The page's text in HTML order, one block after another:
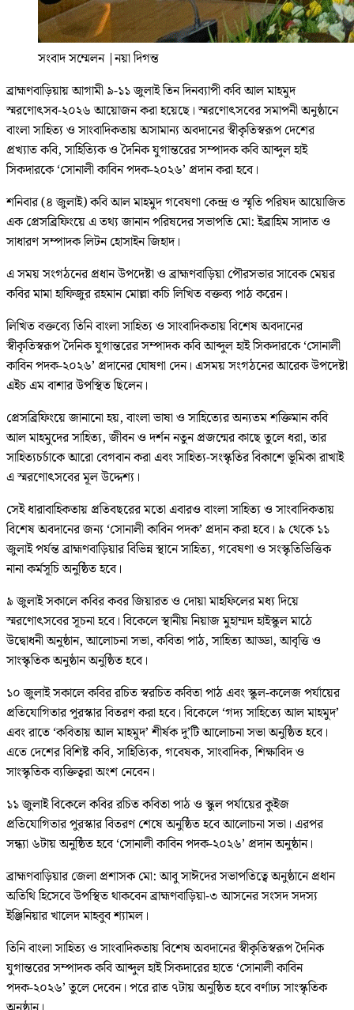
সংবাদ সম্মেলন |নয়া দিগন্ত
ব্রাহ্মণবাড়িয়ায় আগামী ৯-১১ জুলাই তিন দিনব্যাপী কবি আল মাহমুদ
স্মরণোৎসব-২০২৬ আয়োজন করা হয়েছে। স্মরণোৎসবের সমাপনী অনুষ্ঠানে
বাংলা সাহিত্য ও সাংবাদিকতায় অসামান্য অবদানের স্বীকৃতিস্বরূপ দেশের
প্রখ্যাত কবি, সাহিত্যিক ও দৈনিক যুগান্তরের সম্পাদক কবি আব্দুল হাই
সিকদারকে ‘সোনালী কাবিন পদক-২০২৬’ প্রদান করা হবে।
শনিবার (৪ জুলাই) কবি আল মাহমুদ গবেষণা কেন্দ্র ও স্মৃতি পরিষদ আয়োজিত
এক প্রেসব্রিফিংয়ে এ তথ্য জানান পরিষদের সভাপতি মো: ইব্রাহিম সাদাত ও
সাধারণ সম্পাদক লিটন হোসাইন জিহাদ।
এ সময় সংগঠনের প্রধান উপদেষ্টা ও ব্রাহ্মণবাড়িয়া পৌরসভার সাবেক মেয়র
কবির মামা হাফিজুর রহমান মোল্লা কচি লিখিত বক্তব্য পাঠ করেন।
লিখিত বক্তব্যে তিনি বাংলা সাহিত্য ও সাংবাদিকতায় বিশেষ অবদানের
স্বীকৃতিস্বরূপ দৈনিক যুগান্তরের সম্পাদক কবি আব্দুল হাই সিকদারকে ‘সোনালী
কাবিন পদক-২০২৬’ প্রদানের ঘোষণা দেন। এসময় সংগঠনের আরেক উপদেষ্টা
এইচ এম বাশার উপস্থিত ছিলেন।
প্রেসব্রিফিংয়ে জানানো হয়, বাংলা ভাষা ও সাহিত্যের অন্যতম শক্তিমান কবি
আল মাহমুদের সাহিত্য, জীবন ও দর্শন নতুন প্রজন্মের কাছে তুলে ধরা, তার
সাহিত্যচর্চাকে আরো বেগবান করা এবং সাহিত্য-সংস্কৃতির বিকাশে ভূমিকা রাখাই
এ স্মরণোৎসবের মূল উদ্দেশ্য।
সেই ধারাবাহিকতায় প্রতিবছরের মতো এবারও বাংলা সাহিত্য ও সাংবাদিকতায়
বিশেষ অবদানের জন্য ‘সোনালী কাবিন পদক’ প্রদান করা হবে। ৯ থেকে ১১
জুলাই পর্যন্ত ব্রাহ্মণবাড়িয়ার বিভিন্ন স্থানে সাহিত্য, গবেষণা ও সংস্কৃতিভিত্তিক
নানা কর্মসূচি অনুষ্ঠিত হবে।
৯ জুলাই সকালে কবির কবর জিয়ারত ও দোয়া মাহফিলের মধ্য দিয়ে
স্মরণোৎসবের সূচনা হবে। বিকেলে স্থানীয় নিয়াজ মুহাম্মদ হাইস্কুল মাঠে
উদ্বোধনী অনুষ্ঠান, আলোচনা সভা, কবিতা পাঠ, সাহিত্য আড্ডা, আবৃত্তি ও
সাংস্কৃতিক অনুষ্ঠান অনুষ্ঠিত হবে।
১০ জুলাই সকালে কবির রচিত স্বরচিত কবিতা পাঠ এবং স্কুল-কলেজ পর্যায়ের
প্রতিযোগিতার পুরস্কার বিতরণ করা হবে। বিকেলে ‘গদ্য সাহিত্যে আল মাহমুদ’
এবং রাতে ‘কবিতায় আল মাহমুদ’ শীর্ষক দু’টি আলোচনা সভা অনুষ্ঠিত হবে।
এতে দেশের বিশিষ্ট কবি, সাহিত্যিক, গবেষক, সাংবাদিক, শিক্ষাবিদ ও
সাংস্কৃতিক ব্যক্তিত্বরা অংশ নেবেন।
১১ জুলাই বিকেলে কবির রচিত কবিতা পাঠ ও স্কুল পর্যায়ের কুইজ
প্রতিযোগিতার পুরস্কার বিতরণ শেষে অনুষ্ঠিত হবে আলোচনা সভা। এরপর
সন্ধ্যা ৬টায় অনুষ্ঠিত হবে ‘সোনালী কাবিন পদক-২০২৬’ প্রদান অনুষ্ঠান।
ব্রাহ্মণবাড়িয়ার জেলা প্রশাসক মো: আবু সাঈদের সভাপতিত্বে অনুষ্ঠানে প্রধান
অতিথি হিসেবে উপস্থিত থাকবেন ব্রাহ্মণবাড়িয়া-৩ আসনের সংসদ সদস্য
ইঞ্জিনিয়ার খালেদ মাহবুব শ্যামল।
তিনি বাংলা সাহিত্য ও সাংবাদিকতায় বিশেষ অবদানের স্বীকৃতিস্বরূপ দৈনিক
যুগান্তরের সম্পাদক কবি আব্দুল হাই সিকদারের হাতে ‘সোনালী কাবিন
পদক-২০২৬’ তুলে দেবেন। পরে রাত ৭টায় অনুষ্ঠিত হবে বর্ণাঢ্য সাংস্কৃতিক